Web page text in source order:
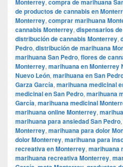
Monterrey compra de marihuana
de productos de cannabis en
Monterrey, comprar marihuana
cannabis Monterrey, dispensarios
distribución de cannabis Monterrey,
Pedro, distribución de marihuana
marihuana San Pedro, flores de
Monterrey, marihuana en Monterrey
Nuevo León, marihuana en San
Garza García, marihuana medicinal
medicinal en San Pedro, marihuana
García, marihuana medicinal
marihuana online Monterrey,
marihuana para ansiedad San Pedro,
Monterrey, marihuana para dolor
dolor Monterrey, marihuana para
recreativa en Monterrey, marihuana
marihuana recreativa Monterrey,